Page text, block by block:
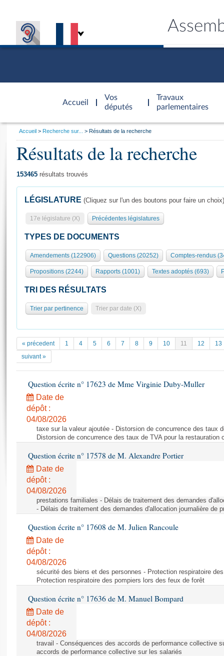
Accueil
d'accueil
Vos
députés
Travaux
parlementaires
Présidence
577 députés
Groupes politiques
Séance publique
Commissions et autres organes
Europe et International
Pétitions
Documents parlementaires
Projets de loi
Propositions de loi
Amendements
Textes adoptés
Rapports d'information
Rapports législatifs
Rapports sur l'application des lois
Baromètre de l’application des lois
Dossiers législatifs
Budget et sécurité sociale
Questions écrites et orales
Comptes rendus des débats
Général
Rôle et pouvoirs de l'Assemblée
Organisation de l'Assemblée
Présidence Conférence des Présidents Bureau Collège des
Statistiques et chiffres clés
Documents de référence
( Constitution | Règlement de l'Assemblée ... )
Histoire
Juniors
Anciennes législatures
Liens vers les sites publics
Visiter l'Assemblée
Visite virtuelle du palais Bourbon
Assister à une séance
La Bibliothèque
Les archives
Photos libres de droit
Vous
Accueil Recherche sur... Résultats de la recherche
Résultats de la recherche
153465 résultats trouvés
LÉGISLATURE (Cliquez sur l'un des boutons pour faire un choix)
17e législature (X) Précédentes législatures
TYPES DE DOCUMENTS
Amendements (122906) Questions (20252) Comptes-rendus
Propositions (2244) Rapports (1001) Textes adoptés (693)
TRI DES RÉSULTATS
Trier par pertinence Trier par date (X)
« précedent 1 4 5 6 7 8 9 10 11 12
13
suivant »
Question écrite n° 17623 de Mme Virginie Duby-Muller
Date de
dépôt :
04/08/2026
taxe sur la valeur ajoutée - Distorsion de concurrence des taux
Distorsion de concurrence des taux de TVA pour la restauration
Question écrite n° 17578 de M. Alexandre Portier
Date de
dépôt :
04/08/2026
prestations familiales - Délais de traitement des demandes
- Délais de traitement des demandes d'allocation journalière de
Question écrite n° 17608 de M. Julien Rancoule
Date de
dépôt :
04/08/2026
sécurité des biens et des personnes - Protection respiratoire
Protection respiratoire des pompiers lors des feux de forêt
Question écrite n° 17636 de M. Manuel Bompard
Date de
dépôt :
04/08/2026
travail - Conséquences des accords de performance collective
accords de performance collective sur les salariés